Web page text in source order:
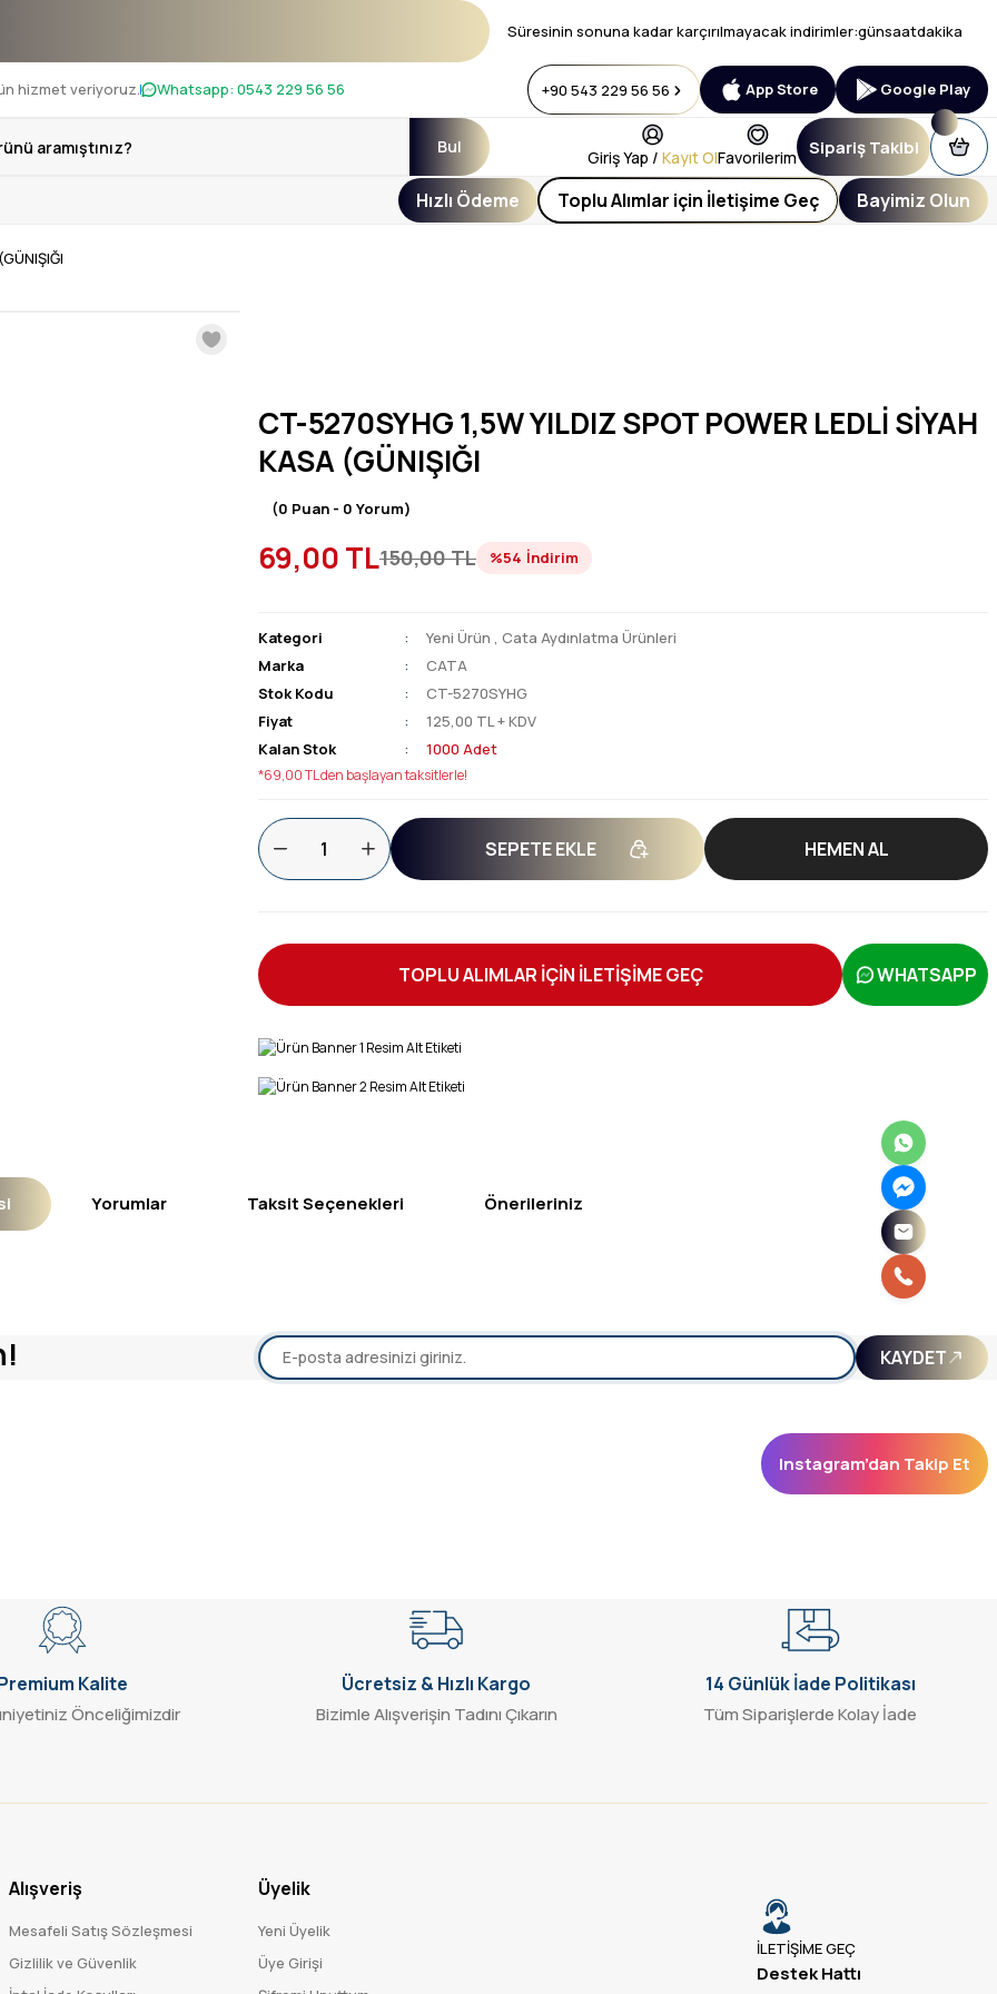
! Süresinin sonuna kadar karçırılmayacak indirimler:günsaatdakika
hizmet veriyoruz. Whatsapp: 0543 229 56 56 +90 543 229 56 56 App Store Google Play
Bul
Giriş Yap / Kayıt OlFavorilerim Sipariş Takibi
Hızlı Ödeme Toplu Alımlar için İletişime Geç Bayimiz Olun
CT-5270SYHG 1,5W YILDIZ SPOT POWER LEDLİ SİYAH
KASA (GÜNIŞIĞI
(0 Puan - 0 Yorum)
69,00 TL150,00 TL %54 İndirim
Kategori Yeni Ürün ,Cata Aydınlatma Ürünleri
Marka
CATA
Stok Kodu
CT-5270SYHG
Fiyat
125,00 TL + KDV
Kalan Stok
1000 Adet
*69,00 TL den başlayan taksitlerle!
SEPETE EKLE HEMEN AL
TOPLU ALIMLAR İÇİN İLETİŞİME GEÇ WHATSAPP
Yorumlar Taksit Seçenekleri Önerileriniz
Bu ürüne ilk yorumu siz yapın! KAYDET
Instagram’dan Takip Et
Kalite
Önceliğimizdir
Ücretsiz & Hızlı Kargo
Bizimle Alışverişin Tadını Çıkarın
14 Günlük İade Politikası
Tüm Siparişlerde Kolay İade
Alışveriş
Mesafeli Satış Sözleşmesi
Gizlilik ve Güvenlik
Üyelik
Yeni Üyelik
Üye Girişi
İLETİŞİME GEÇ
Destek Hattı